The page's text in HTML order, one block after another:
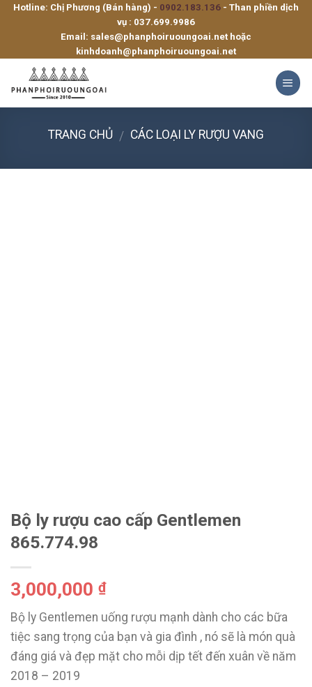
SkipHotline: Chị Phương (Bán hàng) - 0902.183.136 - Than phiền dịch
vụ : 037.699.9986
Email: sales@phanphoiruoungoai.net hoặc
kinhdoanh@phanphoiruoungoai.net
TRANG CHỦ / CÁC LOẠI LY RƯỢU VANG
Bộ ly rượu cao cấp Gentlemen
865.774.98
3,000,000 ₫
Bộ ly Gentlemen uống rượu mạnh dành cho các bữa
tiệc sang trọng của bạn và gia đình , nó sẽ là món quà
đáng giá và đẹp mặt cho mỗi dịp tết đến xuân về năm
2018 – 2019